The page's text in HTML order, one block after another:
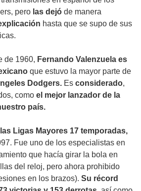
pero las dejó de manera
hasta que se supo de sus
de 1960, Fernando Valenzuela es
que estuvo la mayor parte de
Dodgers. Es considerado,
como el mejor lanzador de la
país.
Ligas Mayores 17 temporadas,
Fue uno de los especialistas en
que hacía girar la bola en
del reloj, pero ahora prohibido
en los brazos). Su récord